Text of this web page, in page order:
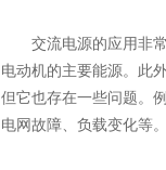
交流电源的应用非常
电动机的主要能源。此
但它也存在一些问题。
电网故障、负载变化等